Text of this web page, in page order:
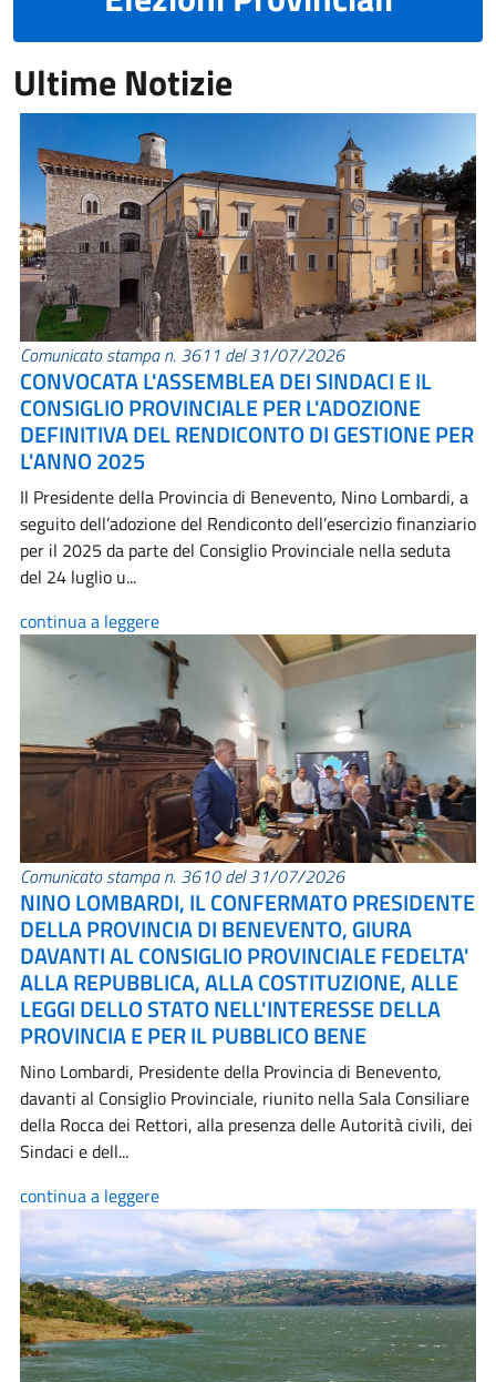
Ultime Notizie
Comunicato stampa n. 3611 del 31/07/2026
CONVOCATA L'ASSEMBLEA DEI SINDACI E IL
CONSIGLIO PROVINCIALE PER L'ADOZIONE
DEFINITIVA DEL RENDICONTO DI GESTIONE PER
L'ANNO 2025
Il Presidente della Provincia di Benevento, Nino Lombardi, a
seguito dell’adozione del Rendiconto dell’esercizio finanziario
per il 2025 da parte del Consiglio Provinciale nella seduta
del 24 luglio u...
continua a leggere
Comunicato stampa n. 3610 del 31/07/2026
NINO LOMBARDI, IL CONFERMATO PRESIDENTE
DELLA PROVINCIA DI BENEVENTO, GIURA
DAVANTI AL CONSIGLIO PROVINCIALE FEDELTA'
ALLA REPUBBLICA, ALLA COSTITUZIONE, ALLE
LEGGI DELLO STATO NELL'INTERESSE DELLA
PROVINCIA E PER IL PUBBLICO BENE
Nino Lombardi, Presidente della Provincia di Benevento,
davanti al Consiglio Provinciale, riunito nella Sala Consiliare
della Rocca dei Rettori, alla presenza delle Autorità civili, dei
Sindaci e dell...
continua a leggere